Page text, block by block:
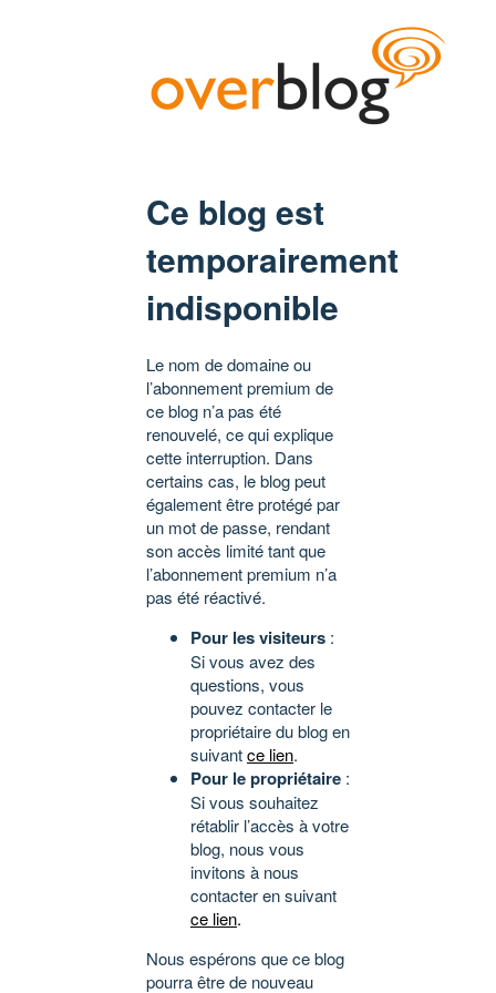
Ce blog est
temporairement
indisponible
Le nom de domaine ou
l’abonnement premium de
ce blog n’a pas été
renouvelé, ce qui explique
cette interruption. Dans
certains cas, le blog peut
également être protégé par
un mot de passe, rendant
son accès limité tant que
l’abonnement premium n’a
pas été réactivé.
Pour les visiteurs :
Si vous avez des
questions, vous
pouvez contacter le
propriétaire du blog en
suivantce lien.
Pour le propriétaire :
Si vous souhaitez
rétablir l’accès à votre
blog, nous vous
invitons à nous
contacter en suivant
ce lien.
Nous espérons que ce blog
pourra être de nouveau